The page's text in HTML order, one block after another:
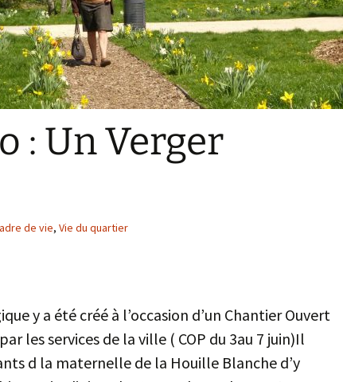
: Un Verger
de vie, Vie du quartier
y a été créé à l’occasion d’un Chantier Ouvert
les services de la ville ( COP du 3au 7 juin)Il
d la maternelle de la Houille Blanche d’y